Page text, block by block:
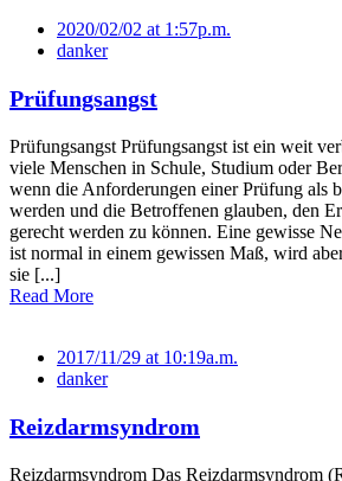
2020/02/02 at 1:57p.m.
danker
Prüfungsangst
Prüfungsangst Prüfungsangst ist ein weit
viele Menschen in Schule, Studium oder
wenn die Anforderungen einer Prüfung als
werden und die Betroffenen glauben, den
gerecht werden zu können. Eine gewisse
ist normal in einem gewissen Maß, wird
sie [...]
Read More
2017/11/29 at 10:19a.m.
danker
Reizdarmsyndrom
Reizdarmsyndrom Das Reizdarmsyndrom